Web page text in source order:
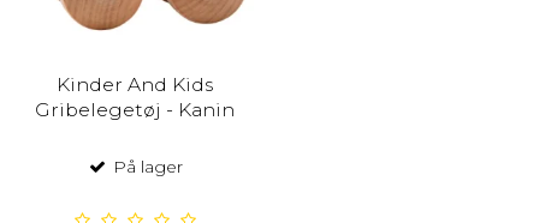
Kinder And Kids
Gribelegetøj - Kanin
På lager